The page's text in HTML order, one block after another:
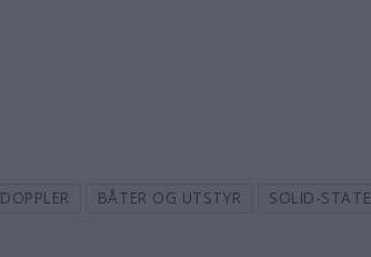
DOPPLER BÅTER OG UTSTYR SOLID-STATE